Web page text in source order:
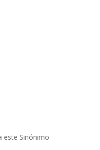
este Sinónimo